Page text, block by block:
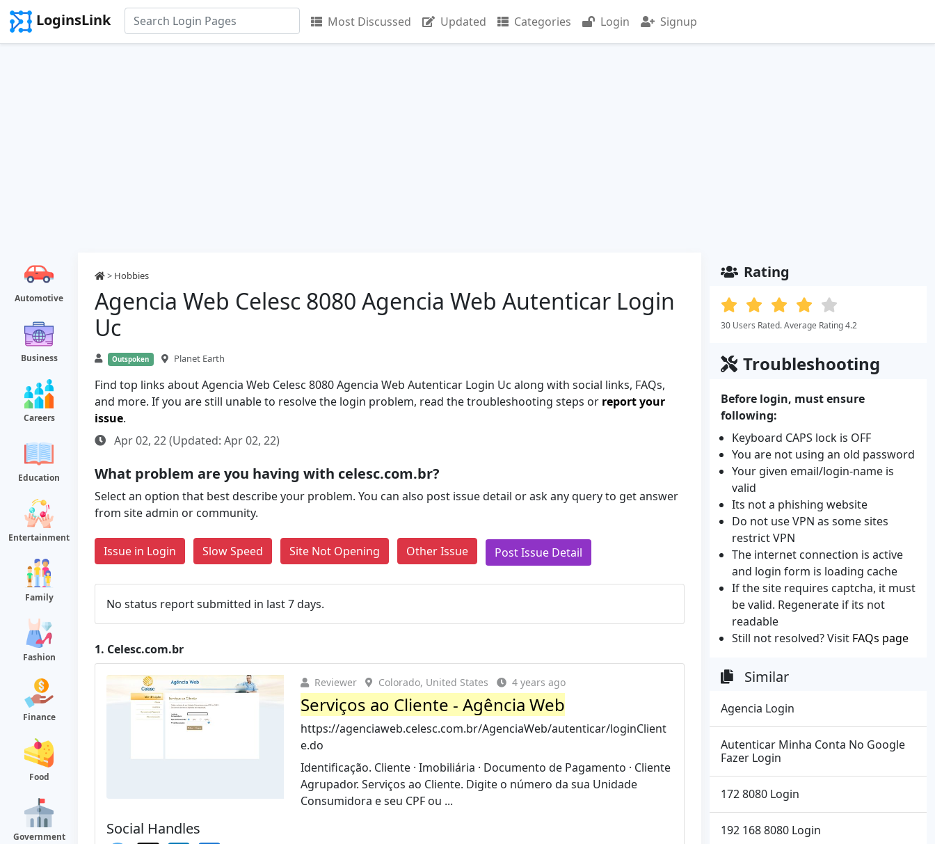
LoginsLink Most Discussed Updated Categories Login Signup
Automotive
Business
Careers
Education
Entertainment
Family
Fashion
Finance
Food
Government
> Hobbies
Agencia Web Celesc 8080 Agencia Web Autenticar Login
Uc
Outspoken Planet Earth
Find top links about Agencia Web Celesc 8080 Agencia Web Autenticar Login Uc along with social links, FAQs,
and more. If you are still unable to resolve the login problem, read the troubleshooting steps or report your
issue.
Apr 02, 22 (Updated: Apr 02, 22)
What problem are you having with celesc.com.br?
Select an option that best describe your problem. You can also post issue detail or ask any query to get answer
from site admin or community.
Issue in Login Slow Speed Site Not Opening Other Issue Post Issue Detail
No status report submitted in last 7 days.
1. Celesc.com.br
Reviewer Colorado, United States 4 years ago
Serviços ao Cliente - Agência Web
https://agenciaweb.celesc.com.br/AgenciaWeb/autenticar/loginClient
e.do
Identificação. Cliente · Imobiliária · Documento de Pagamento · Cliente
Agrupador. Serviços ao Cliente. Digite o número da sua Unidade
Consumidora e seu CPF ou ...
Social Handles
Rating
30 Users Rated. Average Rating 4.2
Troubleshooting
Before login, must ensure
following:
Keyboard CAPS lock is OFF
You are not using an old password
Your given email/login-name is
valid
Its not a phishing website
Do not use VPN as some sites
restrict VPN
The internet connection is active
and login form is loading cache
If the site requires captcha, it must
be valid. Regenerate if its not
readable
Still not resolved? Visit FAQs page
Similar
Agencia Login
Autenticar Minha Conta No Google
Fazer Login
172 8080 Login
192 168 8080 Login